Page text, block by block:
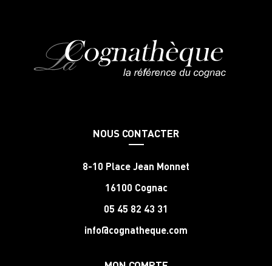
NOUS CONTACTER
8-10 Place Jean Monnet
16100 Cognac
05 45 82 43 31
info@cognatheque.com